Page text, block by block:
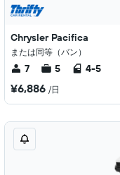
Chrysler Pacifica
または同等（バン）
7 5 4-5
¥6,886 /日